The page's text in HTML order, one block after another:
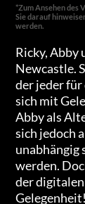
*Zum Ansehen des
Sie darauf
werden.
Ricky, Abby
Newcastle.
der jeder
sich mit
Abby als
sich jedoch
unabhängig
werden.
der